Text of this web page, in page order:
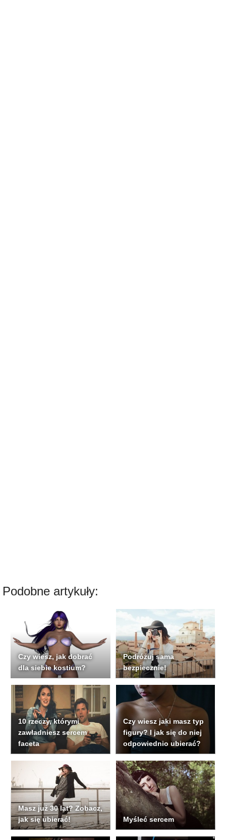
Podobne artykuły:
Czy wiesz, jak dobrać
dla siebie kostium?
Podróżuj sama
bezpiecznie!
10 rzeczy, którymi
zawładniesz sercem
faceta
Czy wiesz jaki masz typ
figury? I jak się do niej
odpowiednio ubierać?
Masz już 30 lat? Zobacz,
jak się ubierać!
Myśleć sercem